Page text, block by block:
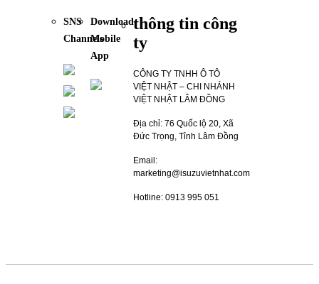
SNS
Channels
Download
Mobile
App
thông tin công
ty
CÔNG TY TNHH Ô TÔ
VIỆT NHẬT – CHI NHÁNH
VIỆT NHẬT LÂM ĐỒNG
Địa chỉ: 76 Quốc lộ 20, Xã
Đức Trọng, Tỉnh Lâm Đồng
Email:
marketing@isuzuvietnhat.com
Hotline: 0913 995 051